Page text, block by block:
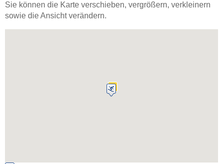
Sie können die Karte verschieben, vergrößern, verkleinern
sowie die Ansicht verändern.